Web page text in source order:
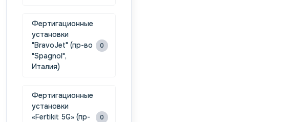
Фертигационные
установки
"BravoJet" (пр-во
"Spagnol",
Италия)
0
Фертигационные
установки
«Fertikit 5G» (пр-
0